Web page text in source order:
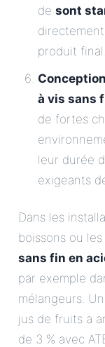
de sont
produit final.
à vis sans
de fortes
leur durée
exigeants
Dans les
boissons ou
sans fin en
par exemple
mélangeurs.
jus de fruits a
de 3 % avec